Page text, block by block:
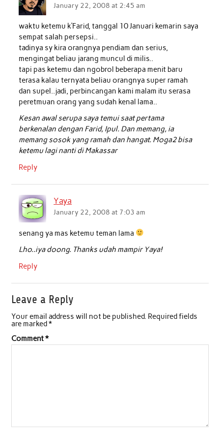
January 22, 2008 at 2:45 am
waktu ketemu k’Farid, tanggal 10 Januari kemarin saya
sempat salah persepsi..
tadinya sy kira orangnya pendiam dan serius,
mengingat beliau jarang muncul di milis..
tapi pas ketemu dan ngobrol beberapa menit baru
terasa kalau ternyata beliau orangnya super ramah
dan supel..jadi, perbincangan kami malam itu serasa
peretmuan orang yang sudah kenal lama..
Kesan awal serupa saya temui saat pertama
berkenalan dengan Farid, Ipul. Dan memang, ia
memang sosok yang ramah dan hangat. Moga2 bisa
ketemu lagi nanti di Makassar
Reply
Yaya
January 22, 2008 at 7:03 am
senang ya mas ketemu teman lama
Lho..iya doong. Thanks udah mampir Yaya!
Reply
Leave a Reply
Your email address will not be published. Required fields
are marked*
Comment*